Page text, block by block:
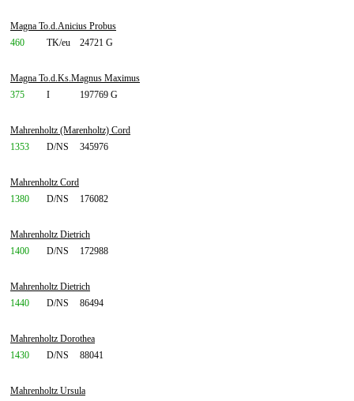
Magna To.d.Anicius Probus
460
TK/eu 24721 G
Magna To.d.Ks.Magnus Maximus
375
I 197769 G
Mahrenholtz (Marenholtz) Cord
1353
D/NS 345976
Mahrenholtz Cord
1380
D/NS 176082
Mahrenholtz Dietrich
1400
D/NS 172988
Mahrenholtz Dietrich
1440
D/NS 86494
Mahrenholtz Dorothea
1430
D/NS 88041
Mahrenholtz Ursula